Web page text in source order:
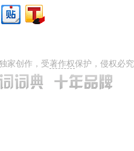
家创作，受著作权保护，侵权必究